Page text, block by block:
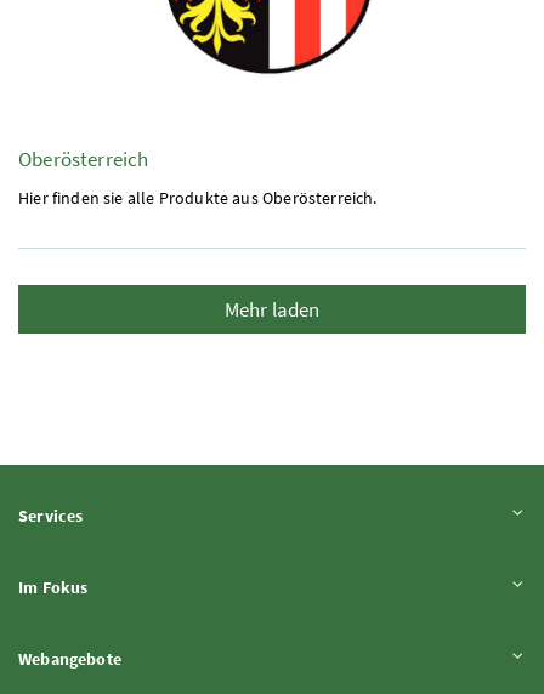
Oberösterreich
Hier finden sie alle Produkte aus Oberösterreich.
Mehr laden
ServicesInhalt aufklappen
Im FokusInhalt aufklappen
WebangeboteInhalt aufklappen